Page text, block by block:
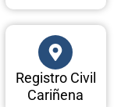
Registro Civil
Cariñena